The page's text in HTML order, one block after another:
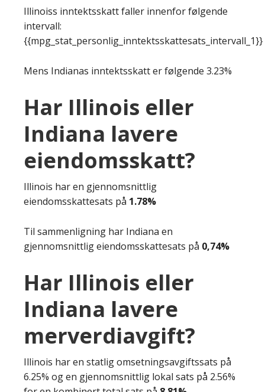
Illinoiss inntektsskatt faller innenfor følgende
intervall:
{{mpg_stat_personlig_inntektsskattesats_intervall_1}}
Mens Indianas inntektsskatt er følgende 3.23%
Har Illinois eller
Indiana lavere
eiendomsskatt?
Illinois har en gjennomsnittlig
eiendomsskattesats på 1.78%
Til sammenligning har Indiana en
gjennomsnittlig eiendomsskattesats på 0,74%
Har Illinois eller
Indiana lavere
merverdiavgift?
Illinois har en statlig omsetningsavgiftssats på
6.25% og en gjennomsnittlig lokal sats på 2.56%